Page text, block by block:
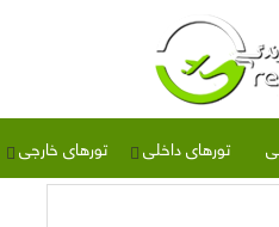
تورهای داخلی تورهای خارجی